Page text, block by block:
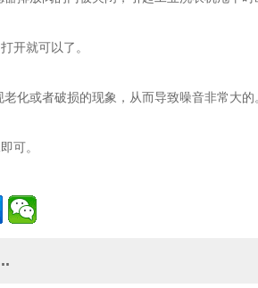
就可以了。
或者破损的现象，从而导致噪音非常大的
可。